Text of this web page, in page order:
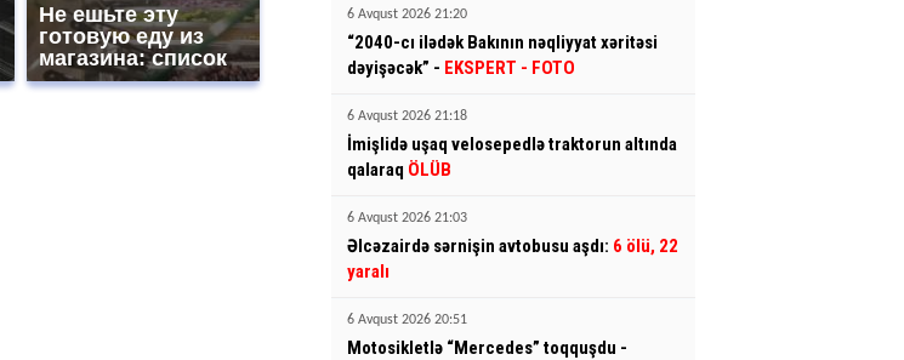
Не ешьте эту
готовую еду из
магазина: список
6 Avqust 2026 21:20
“2040-cı ilədək Bakının nəqliyyat xəritəsi
dəyişəcək” - EKSPERT - FOTO
6 Avqust 2026 21:18
İmişlidə uşaq velosepedlə traktorun altında
qalaraq ÖLÜB
6 Avqust 2026 21:03
Əlcəzairdə sərnişin avtobusu aşdı: 6 ölü, 22
yaralı
6 Avqust 2026 20:51
Motosikletlə “Mercedes” toqquşdu -